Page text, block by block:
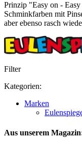
Prinzip "Easy on -
Schminkfarben mit
aber ebenso rasch
Filter
Kategorien:
Marken
Aus unserem